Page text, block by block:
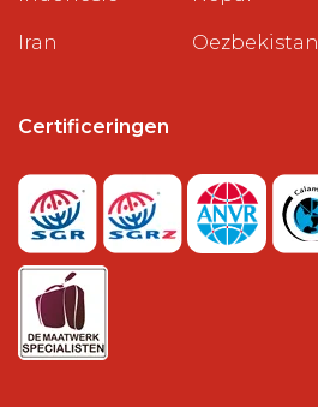
Iran Oezbekistan
Certificeringen